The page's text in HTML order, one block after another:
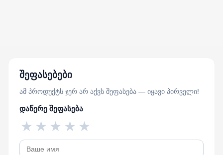
შეფასებები
ამ პროდუქტს ჯერ არ აქვს შეფასება — იყავი პირველი!
დაწერე შეფასება
★
★
★
★
★